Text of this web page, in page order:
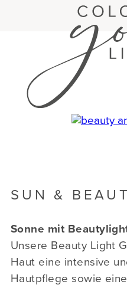
SUN &
Sonne mit
Unsere Beauty Light
Haut eine intensive
Hautpflege sowie